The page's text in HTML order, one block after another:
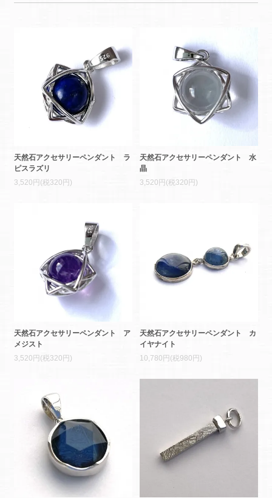
天然石アクセサリーペンダント ラ
ピスラズリ
3,520円(税320円)
天然石アクセサリーペンダント 水
晶
3,520円(税320円)
天然石アクセサリーペンダント ア
メジスト
3,520円(税320円)
天然石アクセサリーペンダント カ
イヤナイト
10,780円(税980円)